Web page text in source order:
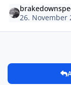
26. November